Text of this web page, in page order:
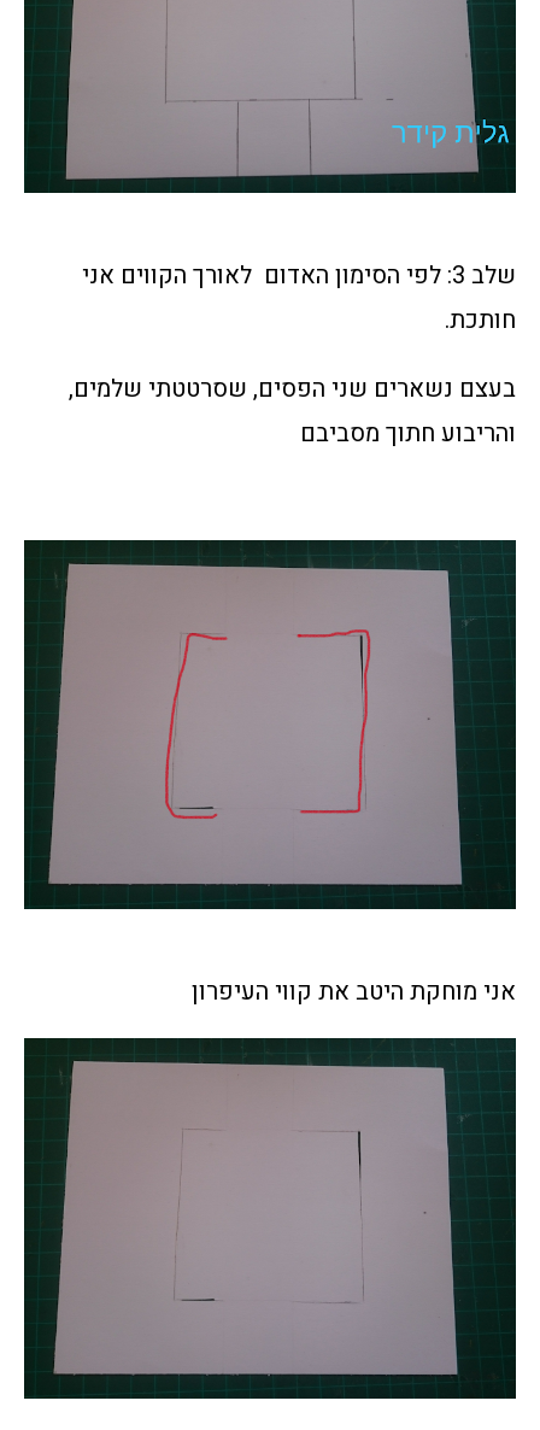
שלב 3: לפי הסימון האדום לאורך הקווים אני
חותכת.
בעצם נשארים שני הפסים, שסרטטתי שלמים,
והריבוע חתוך מסביבם
אני מוחקת היטב את קווי העיפרון